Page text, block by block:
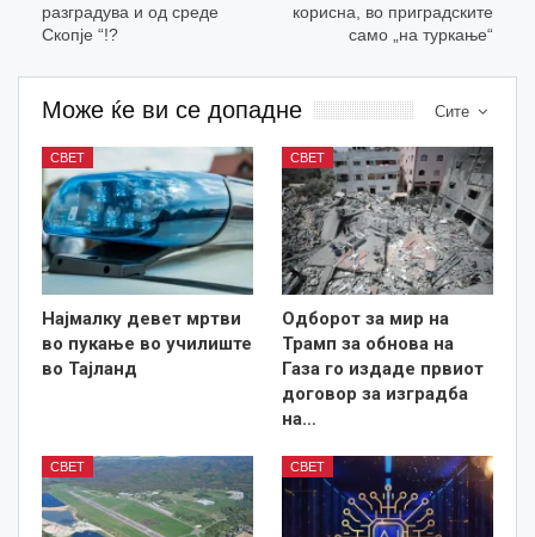
разградува и од среде
Скопје “!?
корисна, во приградските
само „на туркање“
Сите
Може ќе ви се допадне
СВЕТ
Најмалку девет мртви
во пукање во училиште
во Тајланд
СВЕТ
Одборот за мир на
Трамп за обнова на
Газа го издаде првиот
договор за изградба
на…
СВЕТ СВЕТ